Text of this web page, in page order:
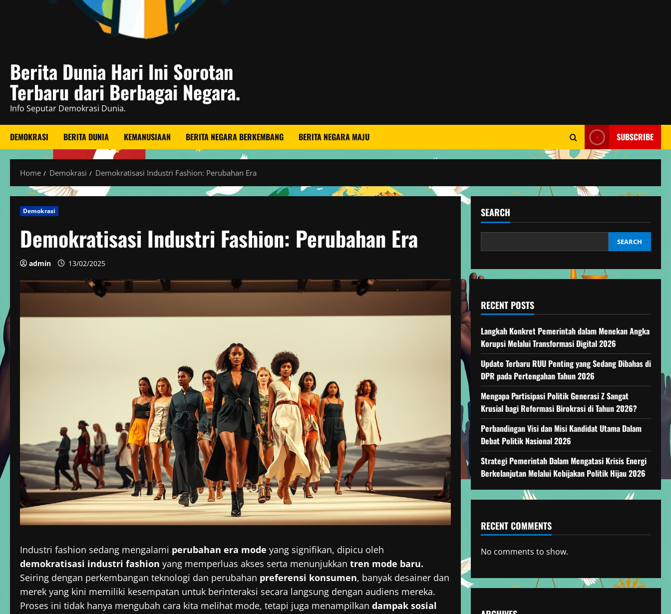
Berita Dunia Hari Ini Sorotan
Terbaru dari Berbagai Negara.
Info Seputar Demokrasi Dunia.
DEMOKRASI BERITA DUNIA KEMANUSIAAN BERITA NEGARA BERKEMBANG BERITA NEGARA MAJU SUBSCRIBE
Home Demokrasi Demokratisasi Industri Fashion: Perubahan Era
Demokrasi
Demokratisasi Industri Fashion: Perubahan Era
admin 13/02/2025
Industri fashion sedang mengalami perubahan era mode yang signifikan, dipicu oleh
demokratisasi industri fashion yang memperluas akses serta menunjukkan tren mode baru.
Seiring dengan perkembangan teknologi dan perubahan preferensi konsumen, banyak desainer dan
merek yang kini memiliki kesempatan untuk berinteraksi secara langsung dengan audiens mereka.
Proses ini tidak hanya mengubah cara kita melihat mode, tetapi juga menampilkan dampak sosial
SEARCH
SEARCH
RECENT POSTS
Langkah Konkret Pemerintah dalam Menekan Angka
Korupsi Melalui Transformasi Digital 2026
Update Terbaru RUU Penting yang Sedang Dibahas di
DPR pada Pertengahan Tahun 2026
Mengapa Partisipasi Politik Generasi Z Sangat
Krusial bagi Reformasi Birokrasi di Tahun 2026?
Perbandingan Visi dan Misi Kandidat Utama Dalam
Debat Politik Nasional 2026
Strategi Pemerintah Dalam Mengatasi Krisis Energi
Berkelanjutan Melalui Kebijakan Politik Hijau 2026
RECENT COMMENTS
No comments to show.